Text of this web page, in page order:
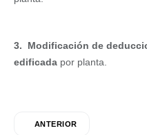
3.
Modificación de
edificada por planta.
ANTERIOR